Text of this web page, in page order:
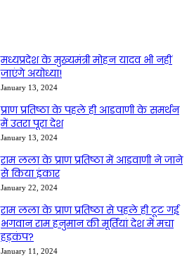
मध्यप्रदेश के मुख्यमंत्री मोहन यादव भी नहीं
जाएंगे अयोध्या!
January 13, 2024
प्राण प्रतिष्ठा के पहले ही आडवाणी के समर्थन
में उतरा पूरा देश
January 13, 2024
राम लला के प्राण प्रतिष्ठा में आडवाणी ने जाने
से किया इंकार
January 22, 2024
राम लला के प्राण प्रतिष्ठा से पहले ही टूट गई
भगवान राम हनुमान की मूर्तियां देश में मचा
हड़कंप?
January 11, 2024